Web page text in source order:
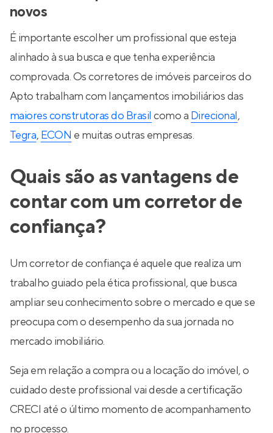
novos
É importante escolher um profissional que esteja
alinhado à sua busca e que tenha experiência
comprovada. Os corretores de imóveis parceiros do
Apto trabalham com lançamentos imobiliários das
maiores construtoras do Brasil como a Direcional,
Tegra, ECON e muitas outras empresas.
Quais são as vantagens de
contar com um corretor de
confiança?
Um corretor de confiança é aquele que realiza um
trabalho guiado pela ética profissional, que busca
ampliar seu conhecimento sobre o mercado e que se
preocupa com o desempenho da sua jornada no
mercado imobiliário.
Seja em relação a compra ou a locação do imóvel, o
cuidado deste profissional vai desde a certificação
CRECI até o último momento de acompanhamento
no processo.